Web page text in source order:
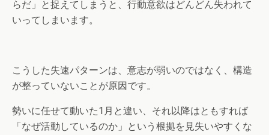
らだ」と捉えてしまうと、行動意欲はどんどん失われて
いってしまいます。
こうした失速パターンは、意志が弱いのではなく、構造
が整っていないことが原因です。
勢いに任せて動いた1月と違い、それ以降はともすれば
「なぜ活動しているのか」という根拠を見失いやすくな